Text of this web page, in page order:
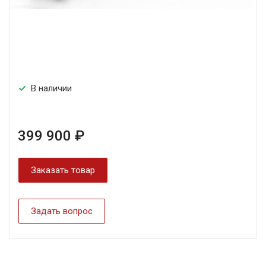
В наличии
399 900 ₽
Заказать товар
Задать вопрос